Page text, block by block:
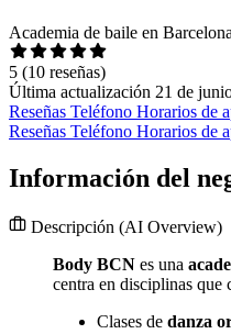
Academia de baile en
5 (10 reseñas)
Última actualización 21 de
Reseñas Teléfono Horarios de
Reseñas Teléfono Horarios de
Información del
Descripción (AI Overview)
Body BCN es una
centra en disciplinas
Clases de danza